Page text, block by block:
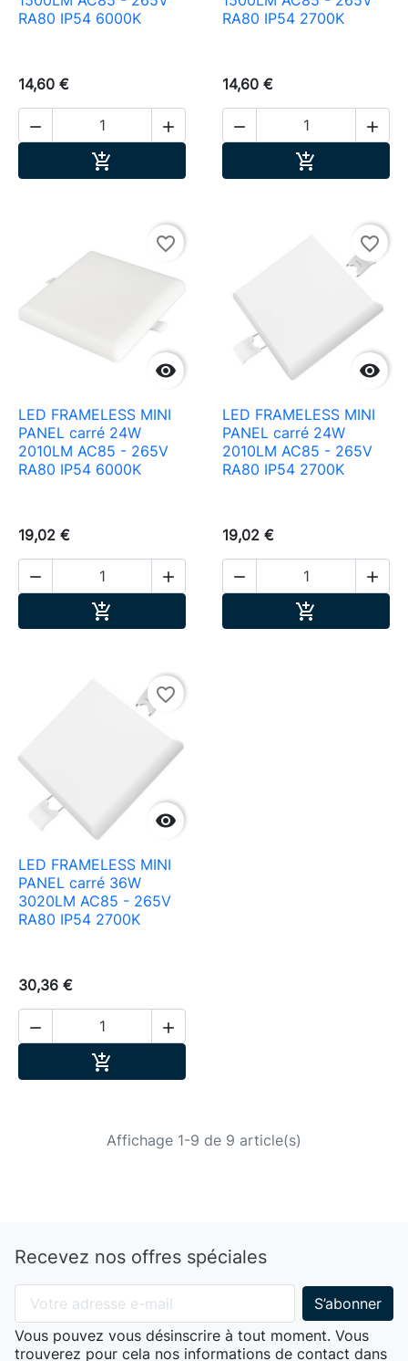
RA80 IP54 6000K
14,60 €
 

RA80 IP54 2700K
14,60 €
 


favorite_border
LED FRAMELESS MINI
PANEL carré 24W
2010LM AC85 - 265V
RA80 IP54 6000K
19,02 €
 


favorite_border
LED FRAMELESS MINI
PANEL carré 24W
2010LM AC85 - 265V
RA80 IP54 2700K
19,02 €
 


favorite_border
LED FRAMELESS MINI
PANEL carré 36W
3020LM AC85 - 265V
RA80 IP54 2700K
30,36 €
 

Affichage 1-9 de 9 article(s)
Recevez nos offres spéciales
Vous pouvez vous désinscrire à tout moment. Vous
trouverez pour cela nos informations de contact dans